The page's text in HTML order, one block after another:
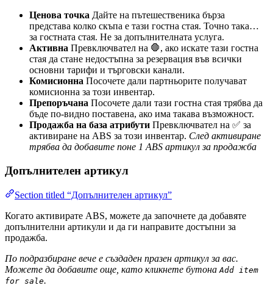
Ценова точка Дайте на пътешественика бърза
представа колко скъпа е тази гостна стая. Точно така…
за гостната стая. Не за допълнителната услуга.
Активна Превключвател на 🛑, ако искате тази гостна
стая да стане недостъпна за резервация във всички
основни тарифи и търговски канали.
Комисионна Посочете дали партньорите получават
комисионна за този инвентар.
Препоръчана Посочете дали тази гостна стая трябва да
бъде по-видно поставена, ако има такава възможност.
Продажба на база атрибути Превключвател на ✅ за
активиране на ABS за този инвентар. След активиране
трябва да добавите поне 1 ABS артикул за продажба
Допълнителен артикул
Section titled “Допълнителен артикул”
Когато активирате ABS, можете да започнете да добавяте
допълнителни артикули и да ги направите достъпни за
продажба.
По подразбиране вече е създаден празен артикул за вас.
Можете да добавите още, като кликнете бутона Add item
for sale.